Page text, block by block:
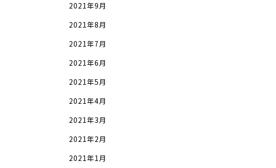
2021年9月
2021年8月
2021年7月
2021年6月
2021年5月
2021年4月
2021年3月
2021年2月
2021年1月